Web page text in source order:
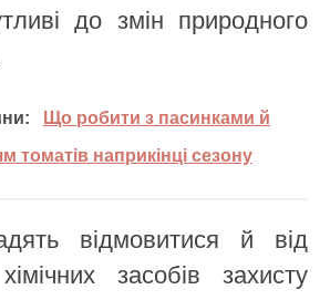
до змін природного
Що робити з пасинками й
томатів наприкінці сезону
відмовитися й від
засобів захисту